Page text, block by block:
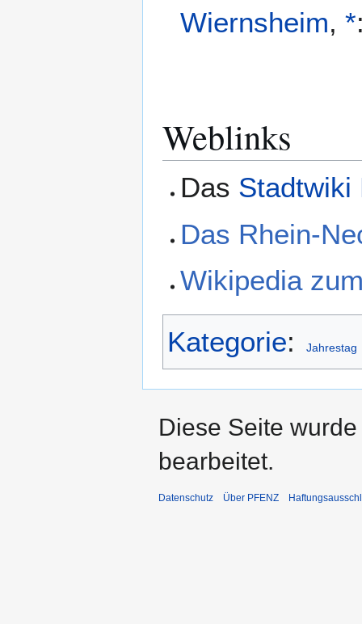
Wiernsheim,*
Weblinks
Das Stadtwiki
Das Rhein-
Wikipedia
Kategorie: Jahrestag
Diese Seite
bearbeitet.
Datenschutz Über PFENZ